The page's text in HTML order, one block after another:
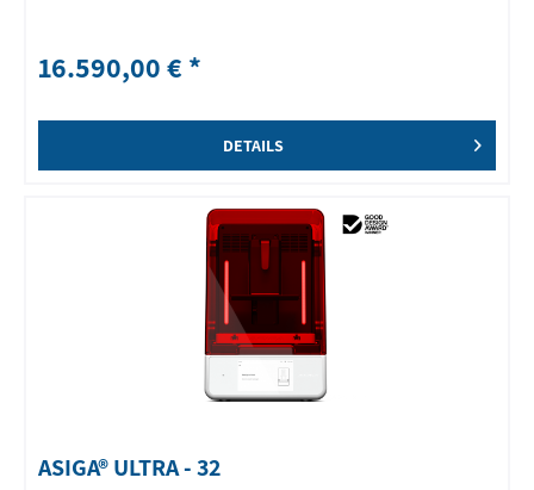
16.590,00 € *
DETAILS
ASIGA® ULTRA - 32